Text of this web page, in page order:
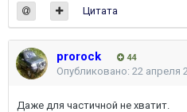
Цитата
prorock 44
Опубликовано: 22 апреля
Даже для частичной не хватит.